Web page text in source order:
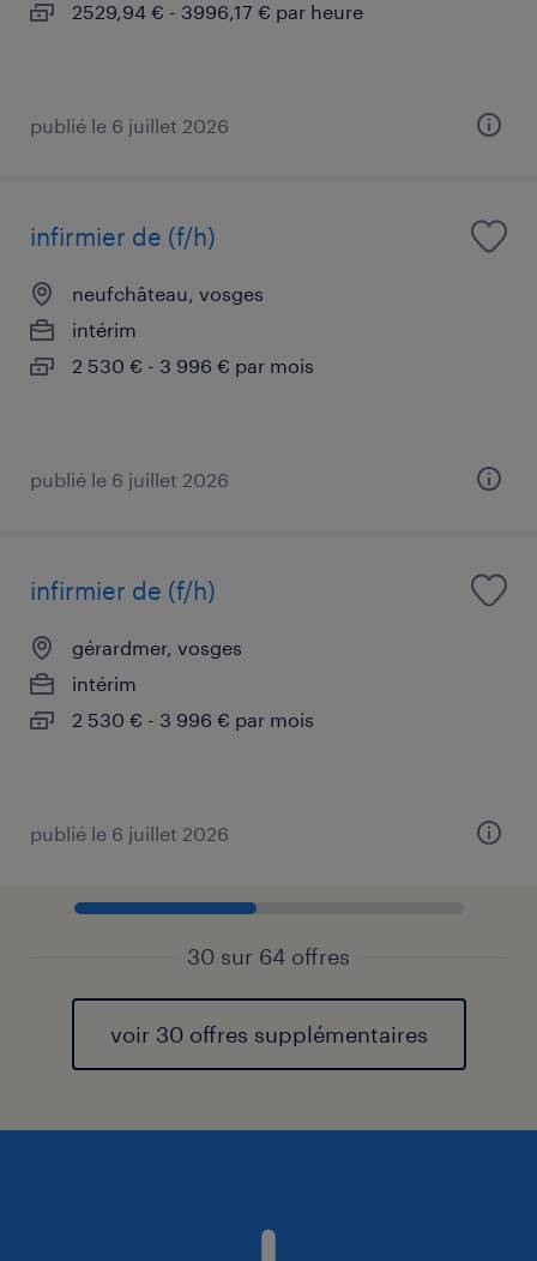
2529,94 € - 3996,17 € par heure
publié le 6 juillet 2026
infirmier de (f/h)
neufchâteau, vosges
intérim
2 530 € - 3 996 € par mois
publié le 6 juillet 2026
infirmier de (f/h)
gérardmer, vosges
intérim
2 530 € - 3 996 € par mois
publié le 6 juillet 2026
30 sur 64 offres
voir 30 offres supplémentaires